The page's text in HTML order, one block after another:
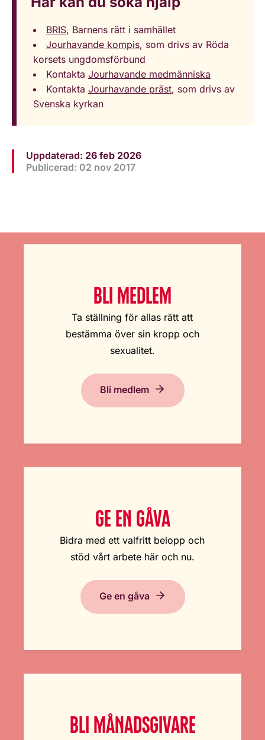
BRIS, Barnens rätt i samhället
Jourhavande kompis, som drivs av Röda
korsets ungdomsförbund
Kontakta Jourhavande medmänniska
Kontakta Jourhavande präst, som drivs av
Svenska kyrkan
Uppdaterad: 26 feb 2026
Publicerad: 02 nov 2017
BLI MEDLEM
Ta ställning för allas rätt att
bestämma över sin kropp och
sexualitet.
Bli medlem
GE EN GÅVA
Bidra med ett valfritt belopp och
stöd vårt arbete här och nu.
Ge en gåva
BLI MÅNADSGIVARE